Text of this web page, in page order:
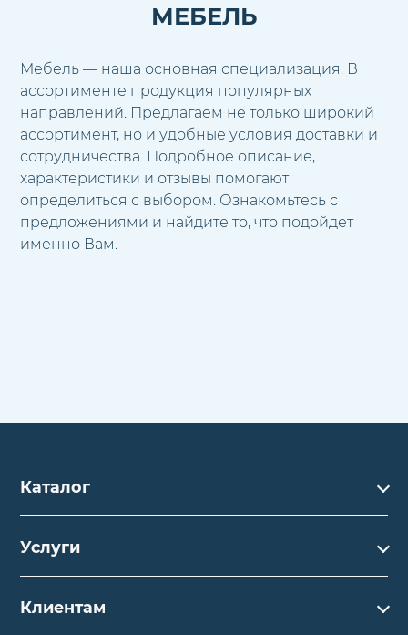
МЕБЕЛЬ
Мебель — наша основная специализация. В
ассортименте продукция популярных
направлений. Предлагаем не только широкий
ассортимент, но и удобные условия доставки и
сотрудничества. Подробное описание,
характеристики и отзывы помогают
определиться с выбором. Ознакомьтесь с
предложениями и найдите то, что подойдет
именно Вам.
Каталог
Каталог
Услуги
Услуги
Производство на заказ
Ремонт
Клиентам